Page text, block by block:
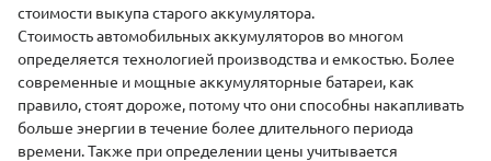
стоимости выкупа старого аккумулятора.
Стоимость автомобильных аккумуляторов во многом
определяется технологией производства и емкостью. Более
современные и мощные аккумуляторные батареи, как
правило, стоят дороже, потому что они способны накапливать
больше энергии в течение более длительного периода
времени. Также при определении цены учитывается